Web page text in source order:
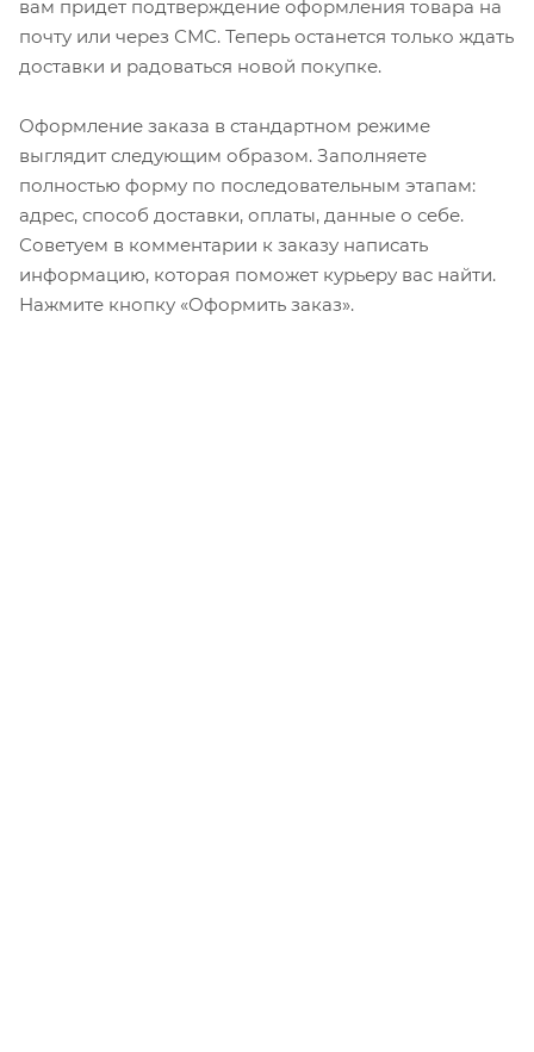
вам придет подтверждение оформления товара на
почту или через СМС. Теперь останется только ждать
доставки и радоваться новой покупке.
Оформление заказа в стандартном режиме
выглядит следующим образом. Заполняете
полностью форму по последовательным этапам:
адрес, способ доставки, оплаты, данные о себе.
Советуем в комментарии к заказу написать
информацию, которая поможет курьеру вас найти.
Нажмите кнопку «Оформить заказ».